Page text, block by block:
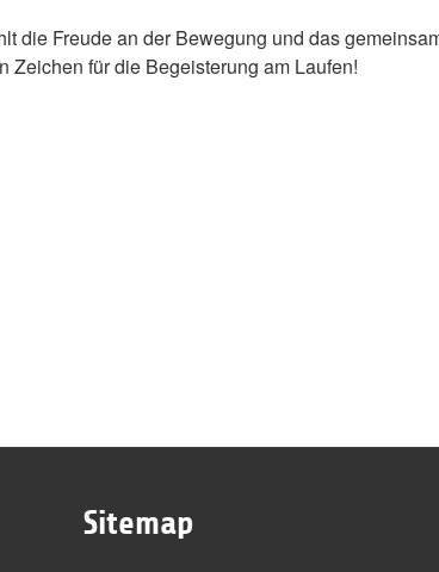
die Freude an der Bewegung und das
Zeichen für die Begeisterung am Laufen!
Sitemap